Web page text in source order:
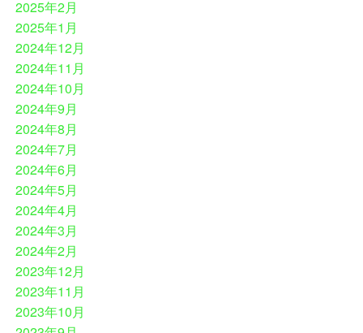
2025年2月
2025年1月
2024年12月
2024年11月
2024年10月
2024年9月
2024年8月
2024年7月
2024年6月
2024年5月
2024年4月
2024年3月
2024年2月
2023年12月
2023年11月
2023年10月